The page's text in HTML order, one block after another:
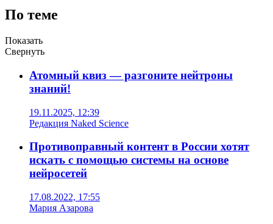
По теме
Показать
Свернуть
Атомный квиз — разгоните нейтроны
знаний!
19.11.2025, 12:39
Редакция Naked Science
Противоправный контент в России хотят
искать с помощью системы на основе
нейросетей
17.08.2022, 17:55
Мария Азарова